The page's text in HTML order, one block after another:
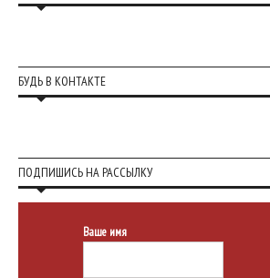
БУДЬ В КОНТАКТЕ
ПОДПИШИСЬ НА РАССЫЛКУ
Ваше имя